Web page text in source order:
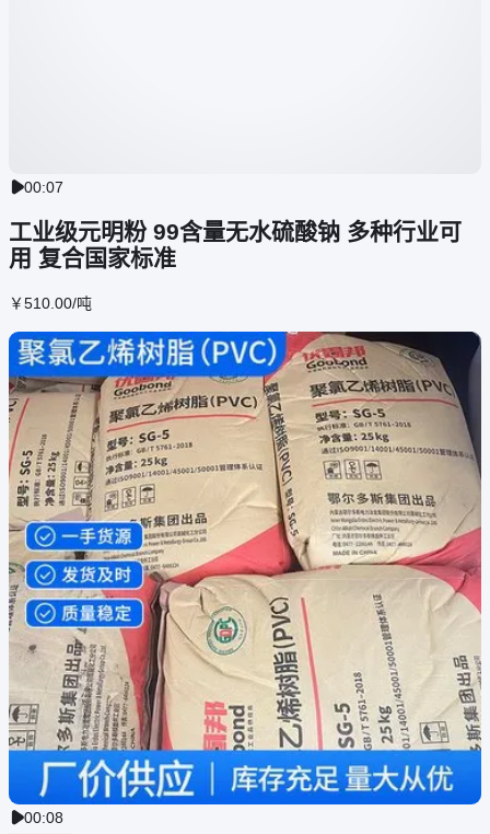
00:07
工业级元明粉 99含量无水硫酸钠 多种行业可
用 复合国家标准
￥510.00/吨
00:08